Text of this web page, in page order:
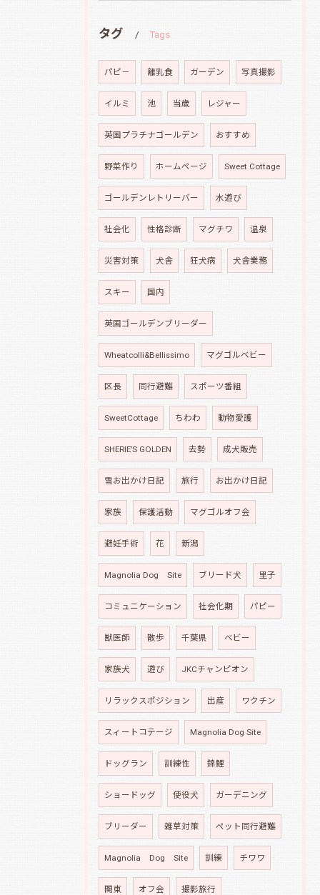
タグ Tags
パピ－ 離乳食 ガーデン 写真撮影
イルミ 池 当歳 レジャー
英国プラチナゴールデン おすすめ
野菜作り ホームページ Sweet Cottage
ゴールデンレトリーバー 水遊び
社会化 性格診断 マグチワ 温泉
災害対策 犬舎 狂犬病 犬舎業務
スキー 国内
英国ゴールデンブリーダー
Wheatcolli&Bellissimo マグゴルベビー
区長 同行避難 スポーツ番組
SweetCottage ちわわ 動物愛護
SHERIE’S GOLDEN 去勢 成犬販売
雪お出かけ日記 旅行 お出かけ日記
家族 保護活動 マグゴルオフ会
避妊手術 花 新潟
Magnolia Dog Site ブリード犬 里子
コミュニケーション 社会化期 パピー
獣医師 散歩 千葉県 ベビー
家族犬 遊び JKCチャンピオン
リラックスポジション 出産 ワクチン
スィートコテージ Magnolia Dog Site
ドッグラン 訓練性 錦鯉
ショードッグ 使役犬 ガーデニング
ブリーダー 雑草対策 ペット同行避難
Magnolia Dog Site 訓練 チワワ
関東 オフ会 撮影旅行